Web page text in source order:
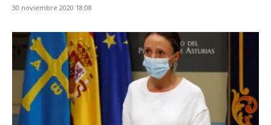
30 noviembre 2020 18:08